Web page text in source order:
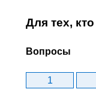
Для тех,
Вопросы
1